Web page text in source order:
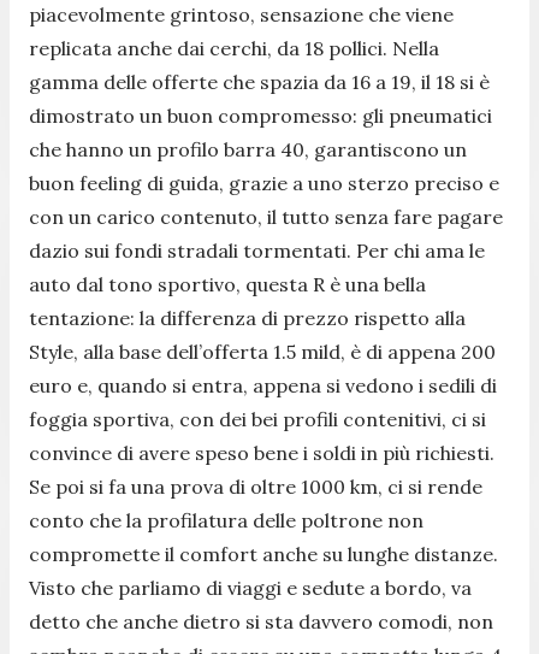
piacevolmente grintoso, sensazione che viene
replicata anche dai cerchi, da 18 pollici. Nella
gamma delle offerte che spazia da 16 a 19, il 18 si è
dimostrato un buon compromesso: gli pneumatici
che hanno un profilo barra 40, garantiscono un
buon feeling di guida, grazie a uno sterzo preciso e
con un carico contenuto, il tutto senza fare pagare
dazio sui fondi stradali tormentati. Per chi ama le
auto dal tono sportivo, questa R è una bella
tentazione: la differenza di prezzo rispetto alla
Style, alla base dell’offerta 1.5 mild, è di appena 200
euro e, quando si entra, appena si vedono i sedili di
foggia sportiva, con dei bei profili contenitivi, ci si
convince di avere speso bene i soldi in più richiesti.
Se poi si fa una prova di oltre 1000 km, ci si rende
conto che la profilatura delle poltrone non
compromette il comfort anche su lunghe distanze.
Visto che parliamo di viaggi e sedute a bordo, va
detto che anche dietro si sta davvero comodi, non